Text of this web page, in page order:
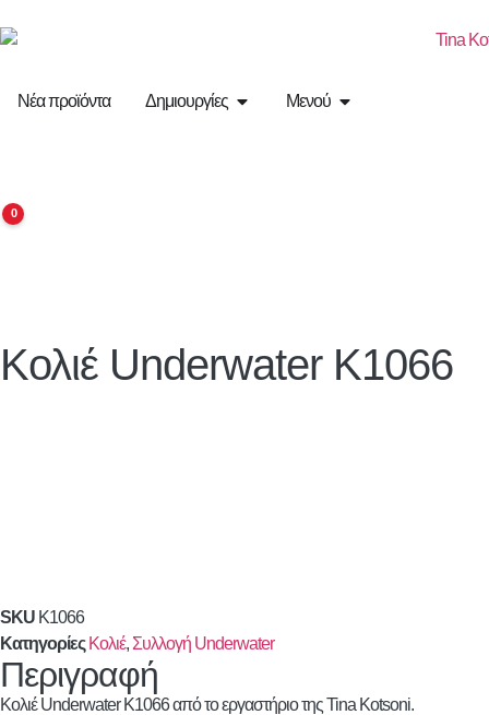
Νέα προϊόντα Δημιουργίες Μενού
0
Κολιέ Underwater K1066
SKU K1066
Κατηγορίες Κολιέ, Συλλογή Underwater
Περιγραφή
Κολιέ Underwater K1066 από το εργαστήριο της Tina Kotsoni.